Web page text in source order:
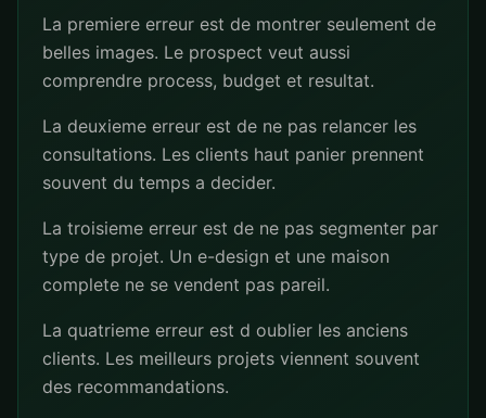
La premiere erreur est de montrer seulement de
belles images. Le prospect veut aussi
comprendre process, budget et resultat.
La deuxieme erreur est de ne pas relancer les
consultations. Les clients haut panier prennent
souvent du temps a decider.
La troisieme erreur est de ne pas segmenter par
type de projet. Un e-design et une maison
complete ne se vendent pas pareil.
La quatrieme erreur est d oublier les anciens
clients. Les meilleurs projets viennent souvent
des recommandations.